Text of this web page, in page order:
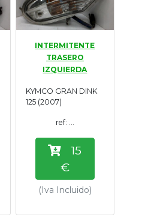
INTERMITENTE
TRASERO
IZQUIERDA
KYMCO GRAN DINK
125 (2007)
ref: ...
15
€
(Iva Incluido)